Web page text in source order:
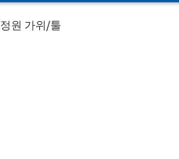
정원 가위/툴